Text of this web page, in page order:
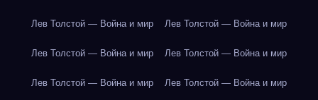
Лев Толстой — Война и мир Лев Толстой — Война и мир
Лев Толстой — Война и мир Лев Толстой — Война и мир
Лев Толстой — Война и мир Лев Толстой — Война и мир